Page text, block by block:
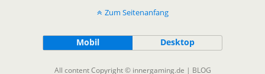
Zum Seitenanfang
Mobil Desktop
All content Copyright © innergaming.de | BLOG